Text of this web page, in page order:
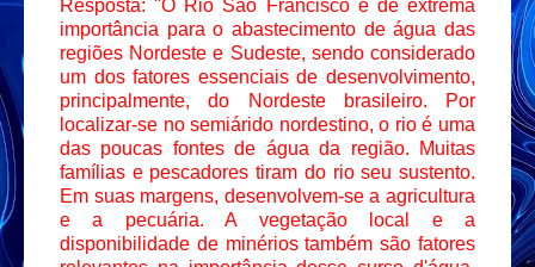
Resposta: "O Rio São Francisco é de extrema
importância para o abastecimento de água das
regiões Nordeste e Sudeste, sendo considerado
um dos fatores essenciais de desenvolvimento,
principalmente, do Nordeste brasileiro. Por
localizar-se no semiárido nordestino, o rio é uma
das poucas fontes de água da região. Muitas
famílias e pescadores tiram do rio seu sustento.
Em suas margens, desenvolvem-se a agricultura
e a pecuária. A vegetação local e a
disponibilidade de minérios também são fatores